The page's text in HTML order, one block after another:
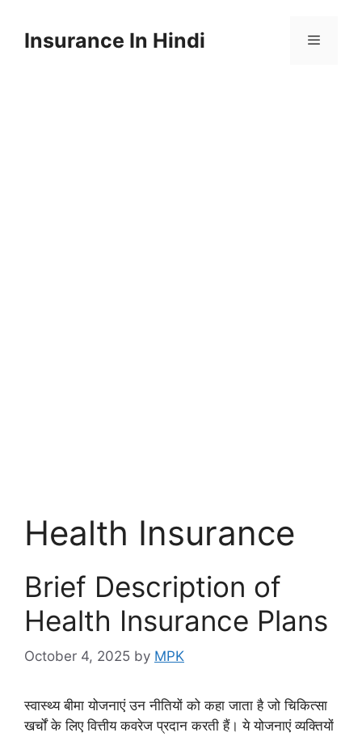
contentInsurance In Hindi
Health Insurance
Brief Description of
Health Insurance Plans
October 4, 2025 by MPK
स्वास्थ्य बीमा योजनाएं उन नीतियों को कहा जाता है जो चिकित्सा
खर्चों के लिए वित्तीय कवरेज प्रदान करती हैं। ये योजनाएं व्यक्तियों